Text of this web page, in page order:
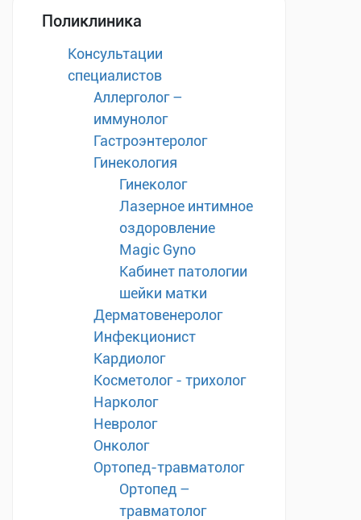
Поликлиника
Консультации
специалистов
Аллерголог –
иммунолог
Гастроэнтеролог
Гинекология
Гинеколог
Лазерное интимное
оздоровление
Magic Gyno
Кабинет патологии
шейки матки
Дерматовенеролог
Инфекционист
Кардиолог
Косметолог - трихолог
Нарколог
Невролог
Онколог
Ортопед-травматолог
Ортопед –
травматолог